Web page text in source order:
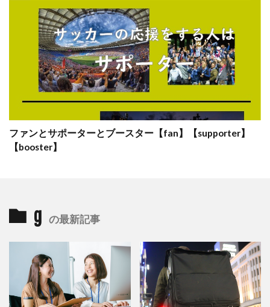
ファンとサポーターとブースター【fan】【supporter】
【booster】
g の最新記事